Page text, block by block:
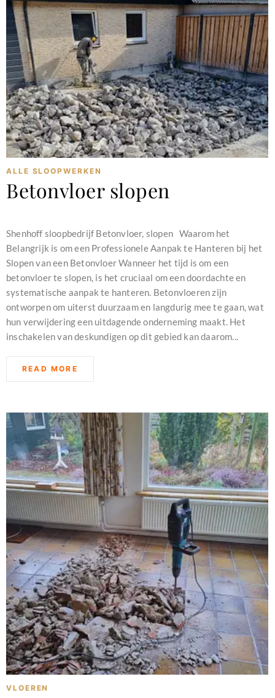
ALLE SLOOPWERKEN
Betonvloer slopen
Shenhoff sloopbedrijf Betonvloer, slopen Waarom het
Belangrijk is om een Professionele Aanpak te Hanteren bij het
Slopen van een Betonvloer Wanneer het tijd is om een
betonvloer te slopen, is het cruciaal om een doordachte en
systematische aanpak te hanteren. Betonvloeren zijn
ontworpen om uiterst duurzaam en langdurig mee te gaan, wat
hun verwijdering een uitdagende onderneming maakt. Het
inschakelen van deskundigen op dit gebied kan daarom...
READ MORE
VLOEREN